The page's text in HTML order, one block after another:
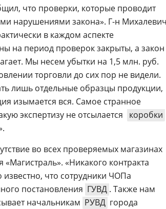
что проверки, которые проводит
нарушениями закона». Г-н
в каждом аспекте
на период проверок закрыты, а закон
Мы несем убытки на 1,5 млн. руб.
торговли до сих пор не видели.
лишь отдельные образцы продукции,
изымается вся. Самое странное
экспертизу не отсылается 
коробки
во всех проверяемых магазинах
«Никакого контракта
известно, что сотрудники ЧОПа
постановления ГУВД . Также нам
начальникам РУВД города